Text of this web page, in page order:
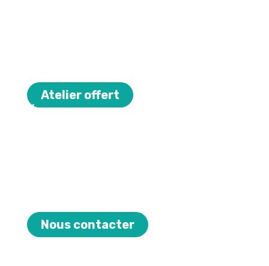
Atelier offert
Écoles/Associations
Nous contacter